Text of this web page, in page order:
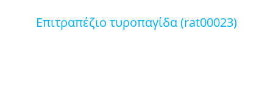
επιτραπέζιο τυροπαγίδα (rat00023)